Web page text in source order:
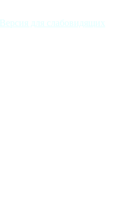
Версия для слабовидящих